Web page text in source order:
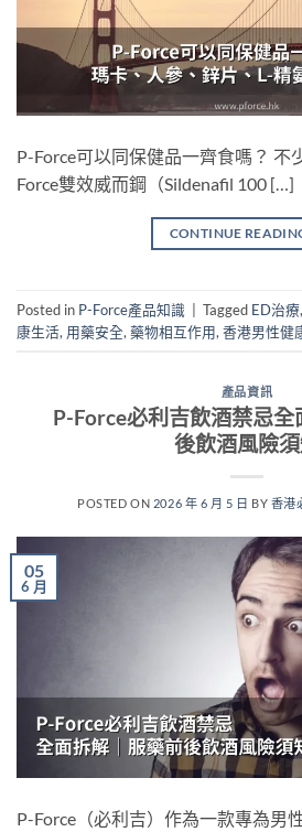
P-Force可以同保健品一齊食嗎？ 不
Force雙效威而鋼（Sildenafil 100 […]
CONTINUE
Posted in P-Force產品知識 Tagged ED治療,
康生活, 用藥安全, 藥物相互作用, 香港男性健
產品資訊
P-Force必利吉飲酒禁忌
後飲酒風險
POSTED ON 2026 年 6 月 5 日 BY 香港
05
6 月
P-Force（必利吉）作為一款專為男